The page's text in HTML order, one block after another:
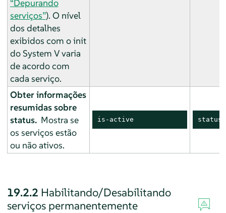
“Depurando
serviços”). O nível
dos detalhes
exibidos com o init
do System V varia
de acordo com
cada serviço.
Obter informações
resumidas sobre
status. Mostra se
os serviços estão
ou não ativos.
is-active status
19.2.2 Habilitando/Desabilitando
serviços permanentemente